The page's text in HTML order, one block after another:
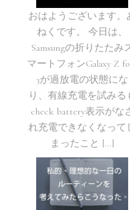
おはようございます。
ねくです。 今日は、
Samsungの折りたたみ
マートフォンGalaxy Z
3が過放電の状態にな
り、有線充電を試みる
check battery表示がな
れ充電できなくなって
まったこと […]